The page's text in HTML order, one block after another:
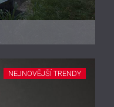
NEJNOVĚJŠÍ TRENDY